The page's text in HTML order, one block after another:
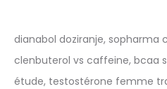
dianabol doziranje, sopharma
clenbuterol vs caffeine, bcaa
étude, testostérone femme